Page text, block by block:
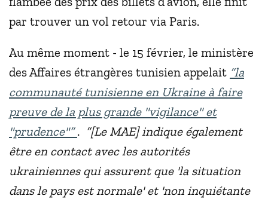
par trouver un vol retour via Paris.
Au même moment - le 15 février, le ministère
des Affaires étrangères tunisien appelait “la
communauté tunisienne en Ukraine à faire
preuve de la plus grande "vigilance" et
"prudence"” . “[Le MAE] indique également
être en contact avec les autorités
ukrainiennes qui assurent que 'la situation
dans le pays est normale' et 'non inquiétante